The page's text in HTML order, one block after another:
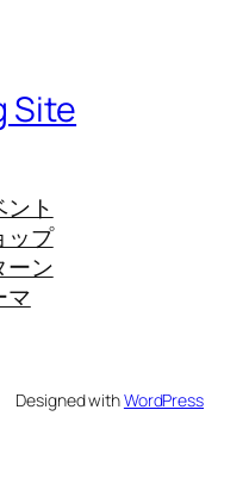
Site
ント
ップ
ーン
マ
Designed withWordPress